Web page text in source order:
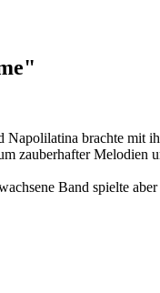
Napolilatina brachte mit
zauberhafter Melodien
Band spielte